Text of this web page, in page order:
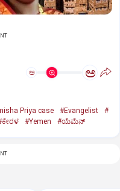
ಅ ಅ
Priya case #Evangelist
#
#Yemen #ಯೆಮೆನ್‌